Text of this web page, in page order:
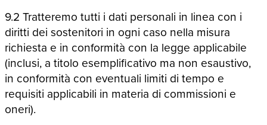
9.2 Tratteremo tutti i dati personali in linea con i
diritti dei sostenitori in ogni caso nella misura
richiesta e in conformità con la legge applicabile
(inclusi, a titolo esemplificativo ma non esaustivo,
in conformità con eventuali limiti di tempo e
requisiti applicabili in materia di commissioni e
oneri).